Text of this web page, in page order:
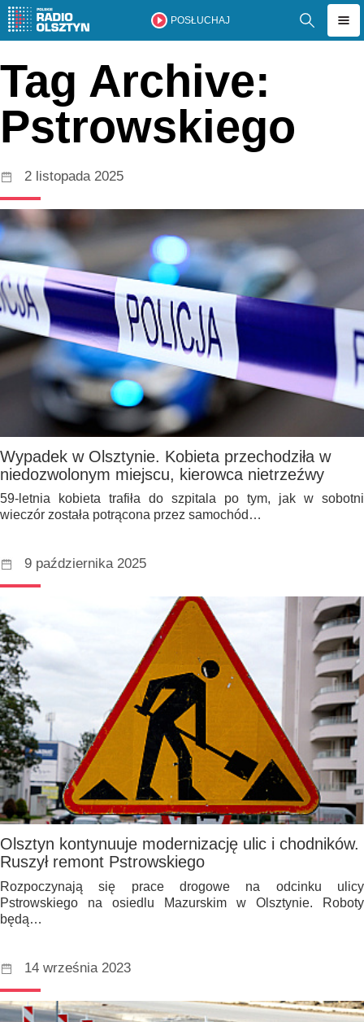
POSŁUCHAJ
Tag Archive:
Pstrowskiego
2 listopada 2025
Wypadek w Olsztynie. Kobieta przechodziła w
niedozwolonym miejscu, kierowca nietrzeźwy
59-letnia kobieta trafiła do szpitala po tym, jak w sobotni
wieczór została potrącona przez samochód…
9 października 2025
Olsztyn kontynuuje modernizację ulic i chodników.
Ruszył remont Pstrowskiego
Rozpoczynają się prace drogowe na odcinku ulicy
Pstrowskiego na osiedlu Mazurskim w Olsztynie. Roboty
będą…
14 września 2023